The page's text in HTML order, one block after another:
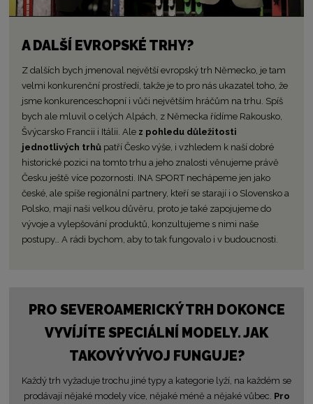
A DALŠÍ EVROPSKÉ TRHY?
Z dalších bych jmenoval největší evropský trh Německo, je tam
velmi konkurenční prostředí, takže je to pro nás ukazatel toho, že
jsme konkurenceschopní i vůči největším hráčům na trhu. Spíš
bych ale mluvil o celých Alpách, z Německa řídíme Rakousko,
Švýcarsko Francii i Itálii. Ale z pohledu důležitosti
jednotlivých trhůpatří Česko výše, i vzhledem k naší dobré
historické pozici na tomto trhu a jeho znalosti věnujeme právě
Česku ještě více pozornosti. INA SPORT nechápeme jen jako
české, ale spíše regionální partnery, kteří se starají i o Slovensko a
Polsko, mají naši velkou důvěru, proto je také zapojujeme do
vývoje a vylepšování produktů, konzultujeme s nimi naše
postupy… A rádi bychom, aby to tak fungovalo i v budoucnosti.
PRO SEVEROAMERICKÝ TRH DOKONCE
VYVÍJÍTE SPECIÁLNÍ MODELY. JAK
TAKOVÝ VÝVOJ FUNGUJE?
Každý trh vyžaduje trochu jiné typy a kategorie lyží, na každém se
prodávají nějaké modely více, nějaké méně a nějaké vůbec. Pro